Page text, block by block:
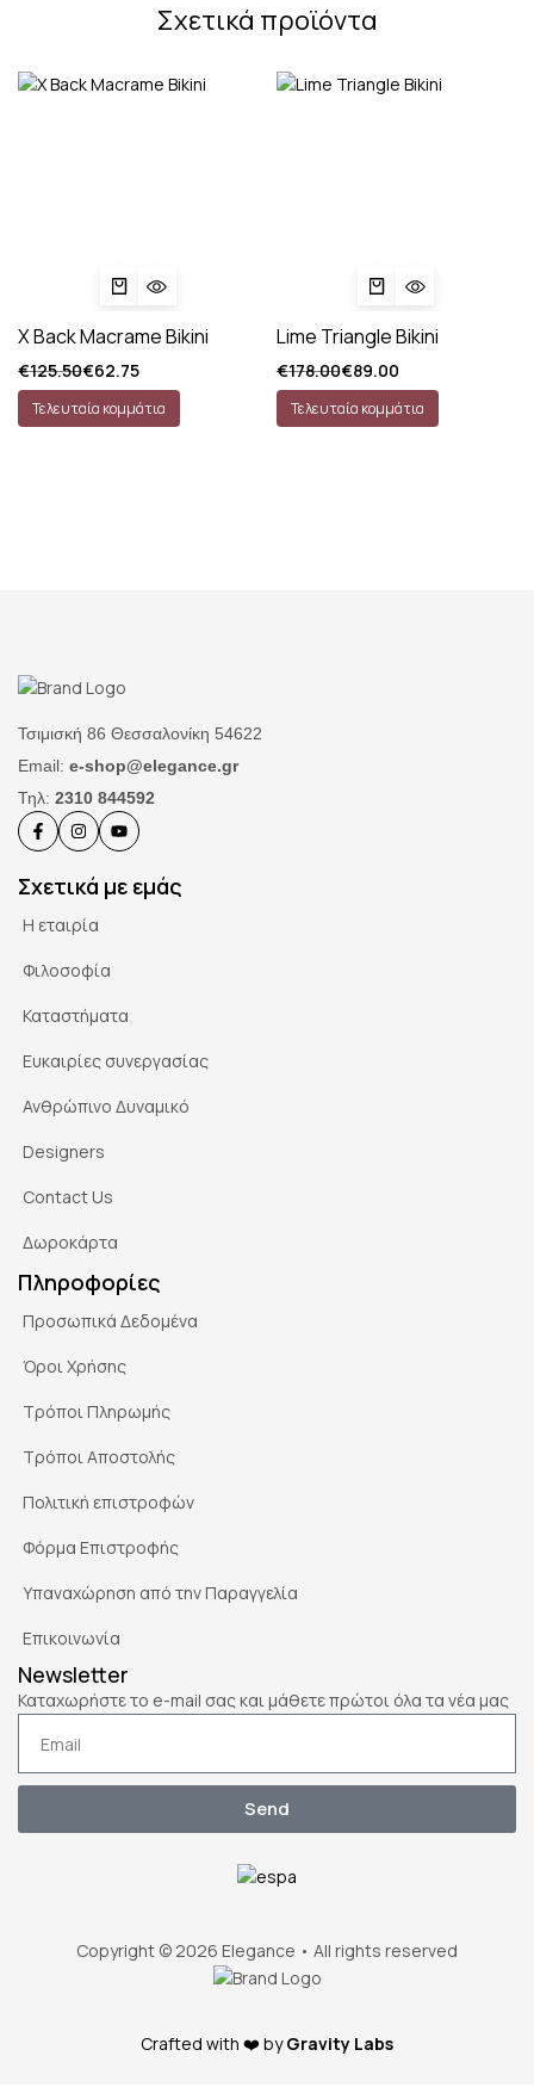
Σχετικά προϊόντα
X Back Macrame Bikini
€125.50€62.75
Τελευταία κομμάτια
Lime Triangle Bikini
€178.00€89.00
Τελευταία κομμάτια
Τσιμισκή 86 Θεσσαλονίκη 54622
Email: e-shop@elegance.gr
Τηλ: 2310 844592
Σχετικά με εμάς
Η εταιρία
Φιλοσοφία
Καταστήματα
Ευκαιρίες συνεργασίας
Ανθρώπινο Δυναμικό
Designers
Contact Us
Δωροκάρτα
Πληροφορίες
Προσωπικά Δεδομένα
Όροι Χρήσης
Τρόποι Πληρωμής
Τρόποι Αποστολής
Πολιτική επιστροφών
Φόρμα Επιστροφής
Υπαναχώρηση από την Παραγγελία
Επικοινωνία
Newsletter
Καταχωρήστε το e-mail σας και μάθετε πρώτοι όλα τα νέα μας
Send
Copyright © 2026 Elegance • All rights reserved
Crafted with ❤️ byGravity Labs